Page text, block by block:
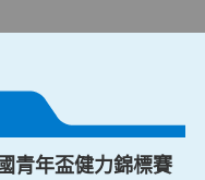
青年盃健力錦標賽